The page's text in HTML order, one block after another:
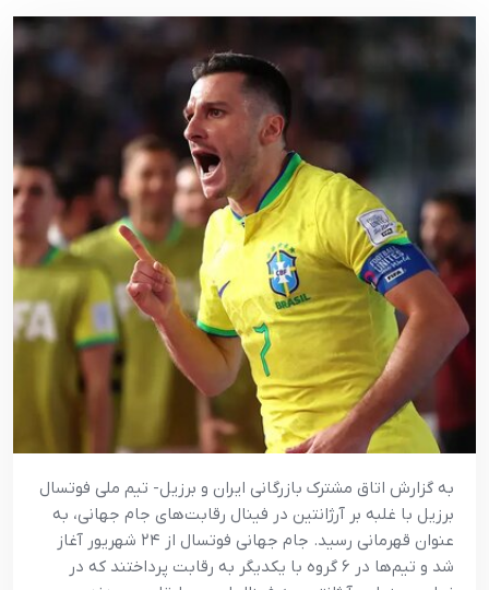
به گزارش اتاق مشترک بازرگانی ایران و برزیل- تیم ملی فوتسال
برزیل با غلبه بر آرژانتین در فینال رقابت‌های جام جهانی، به
عنوان قهرمانی رسید. جام جهانی فوتسال از ۲۴ شهریور آغاز
شد و تیم‌ها در ۶ گروه با یکدیگر به رقابت پرداختند که در